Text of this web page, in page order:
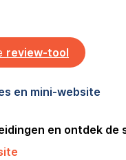
review-tool
en mini-website
en ontdek de